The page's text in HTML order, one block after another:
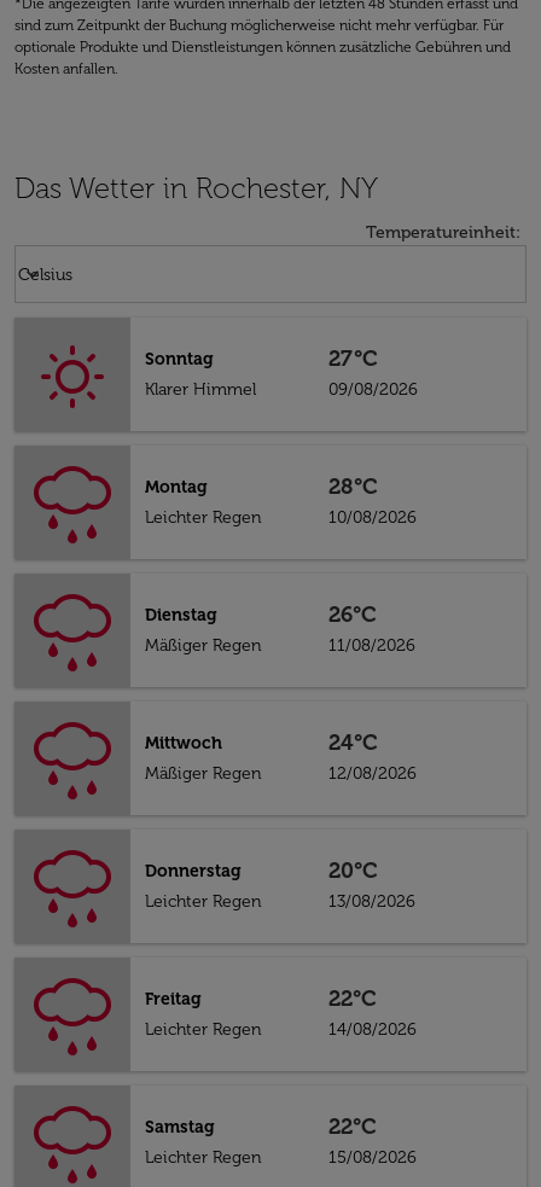
*Die angezeigten Tarife wurden innerhalb der letzten 48 Stunden erfasst und
sind zum Zeitpunkt der Buchung möglicherweise nicht mehr verfügbar. Für
optionale Produkte und Dienstleistungen können zusätzliche Gebühren und
Kosten anfallen.
Das Wetter in Rochester, NY
Temperatureinheit:
Celsius
keyboard_arrow_down
Sonntag
Klarer Himmel
27°C
09/08/2026
Montag
Leichter Regen
28°C
10/08/2026
Dienstag
Mäßiger Regen
26°C
11/08/2026
Mittwoch
Mäßiger Regen
24°C
12/08/2026
Donnerstag
Leichter Regen
20°C
13/08/2026
Freitag
Leichter Regen
22°C
14/08/2026
Samstag
Leichter Regen
22°C
15/08/2026